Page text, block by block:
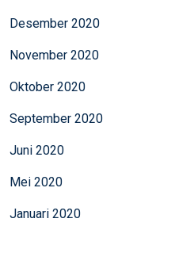
Desember 2020
November 2020
Oktober 2020
September 2020
Juni 2020
Mei 2020
Januari 2020